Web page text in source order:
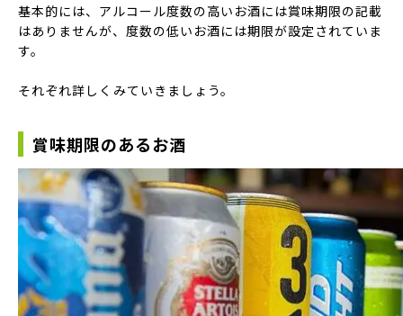
基本的には、アルコール度数の高いお酒には賞味期限の記載
はありませんが、度数の低いお酒には期限が設定されていま
す。
それぞれ詳しくみていきましょう。
賞味期限のあるお酒